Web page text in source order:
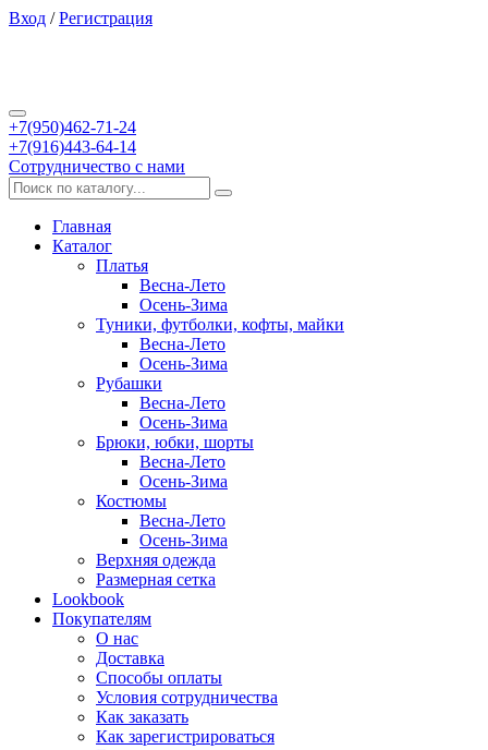
Вход /Регистрация
+7(950)462-71-24
+7(916)443-64-14
Сотрудничество с нами
Главная
Каталог
Платья
Весна-Лето
Осень-Зима
Туники, футболки, кофты, майки
Весна-Лето
Осень-Зима
Рубашки
Весна-Лето
Осень-Зима
Брюки, юбки, шорты
Весна-Лето
Осень-Зима
Костюмы
Весна-Лето
Осень-Зима
Верхняя одежда
Размерная сетка
Lookbook
Покупателям
О нас
Доставка
Способы оплаты
Условия сотрудничества
Как заказать
Как зарегистрироваться